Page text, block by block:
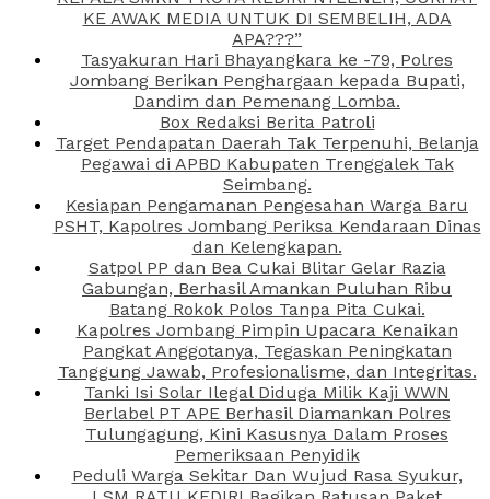
KE AWAK MEDIA UNTUK DI SEMBELIH, ADA
APA???”
Tasyakuran Hari Bhayangkara ke -79, Polres
Jombang Berikan Penghargaan kepada Bupati,
Dandim dan Pemenang Lomba.
Box Redaksi Berita Patroli
Target Pendapatan Daerah Tak Terpenuhi, Belanja
Pegawai di APBD Kabupaten Trenggalek Tak
Seimbang.
Kesiapan Pengamanan Pengesahan Warga Baru
PSHT, Kapolres Jombang Periksa Kendaraan Dinas
dan Kelengkapan.
Satpol PP dan Bea Cukai Blitar Gelar Razia
Gabungan, Berhasil Amankan Puluhan Ribu
Batang Rokok Polos Tanpa Pita Cukai.
Kapolres Jombang Pimpin Upacara Kenaikan
Pangkat Anggotanya, Tegaskan Peningkatan
Tanggung Jawab, Profesionalisme, dan Integritas.
Tanki Isi Solar Ilegal Diduga Milik Kaji WWN
Berlabel PT APE Berhasil Diamankan Polres
Tulungagung, Kini Kasusnya Dalam Proses
Pemeriksaan Penyidik
Peduli Warga Sekitar Dan Wujud Rasa Syukur,